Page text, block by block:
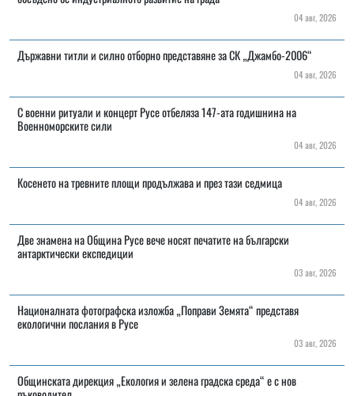
04 авг, 2026
Държавни титли и силно отборно представяне за СК „Джамбо-2006“
04 авг, 2026
С военни ритуали и концерт Русе отбеляза 147-ата годишнина на
Военноморските сили
04 авг, 2026
Косенето на тревните площи продължава и през тази седмица
04 авг, 2026
Две знамена на Община Русе вече носят печатите на български
антарктически експедиции
03 авг, 2026
Националната фотографска изложба „Поправи Земята“ представя
екологични послания в Русе
03 авг, 2026
Общинската дирекция „Екология и зелена градска среда“ е с нов